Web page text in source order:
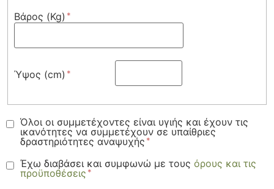
Βάρος (Kg)
Ύψος (cm)
Όλοι οι συμμετέχοντες είναι υγιής και έχουν τις
ικανότητες να συμμετέχουν σε υπαίθριες
δραστηριότητες αναψυχής
Έχω διαβάσει και συμφωνώ με τους όρους και τις
προϋποθέσεις